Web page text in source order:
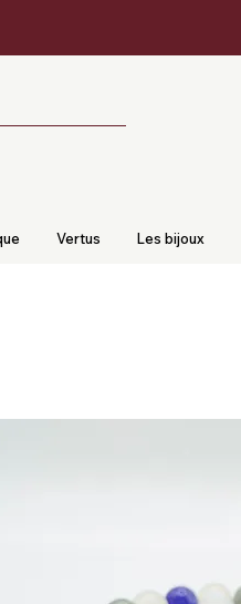
Vertus Les bijoux